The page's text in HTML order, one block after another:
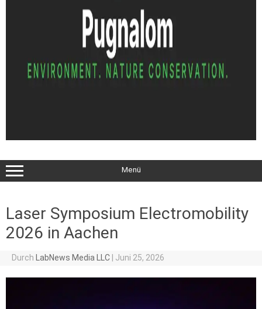
Menü
Laser Symposium Electromobility
2026 in Aachen
Durch LabNews Media LLC Juni 25, 2026